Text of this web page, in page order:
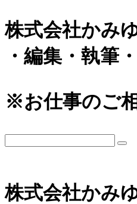
株式会社かみ
・編集・執筆
※お仕事のご
株式会社かみ